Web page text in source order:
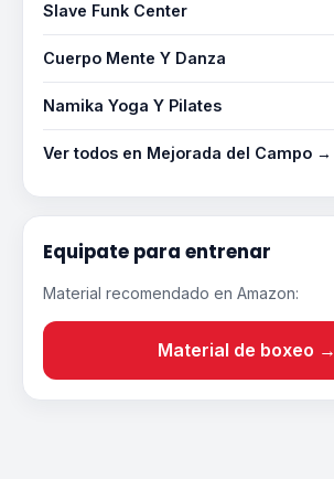
Slave Funk Center
Cuerpo Mente Y Danza
Namika Yoga Y Pilates
Ver todos en Mejorada del Campo →
Equipate para entrenar
Material recomendado en Amazon:
Material de boxeo →